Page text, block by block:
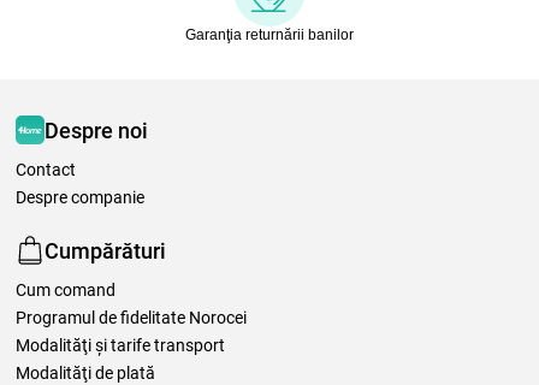
Garanţia returnării banilor
Despre noi
Contact
Despre companie
Cumpărături
Cum comand
Programul de fidelitate Norocei
Modalităţi şi tarife transport
Modalităţi de plată